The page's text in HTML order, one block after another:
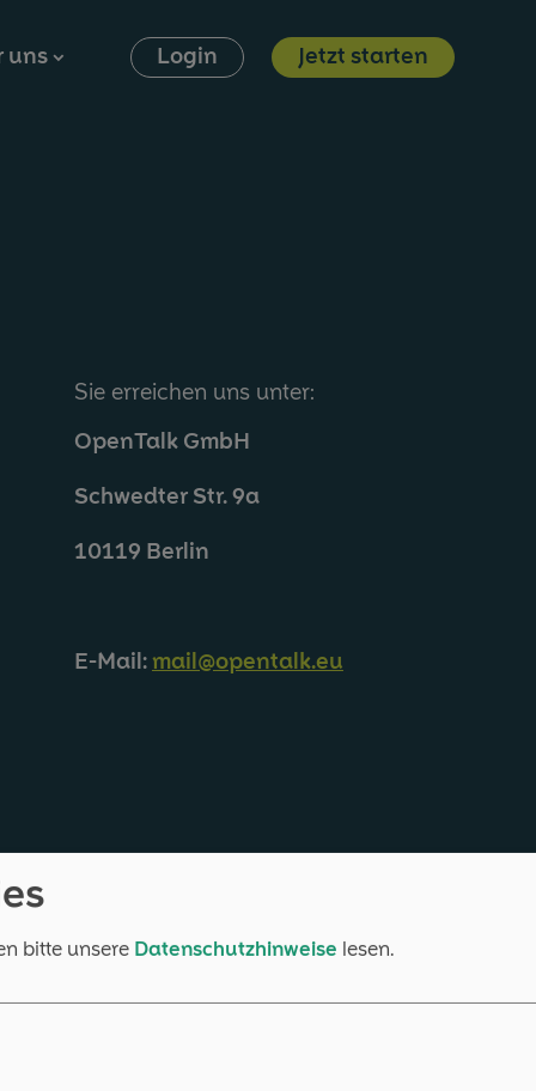
uns ⮞ Login Jetzt starten
Sie erreichen uns unter:
OpenTalk GmbH
Schwedter Str. 9a
10119 Berlin
E-Mail: mail@opentalk.eu
bitte unsere Datenschutzhinweise lesen.